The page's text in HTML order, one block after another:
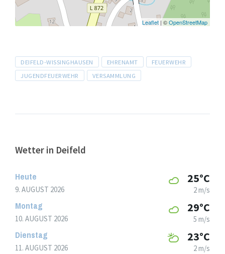
Leaflet | ©OpenStreetMap
Tags
DEIFELD-WISSINGHAUSEN EHRENAMT
FEUERWEHR
JUGENDFEUERWEHR
VERSAMMLUNG
Wetter in Deifeld
Heute
9. AUGUST 2026
25°C
2 m/s
Montag
10. AUGUST 2026
29°C
5 m/s
Dienstag
11. AUGUST 2026
23°C
2 m/s